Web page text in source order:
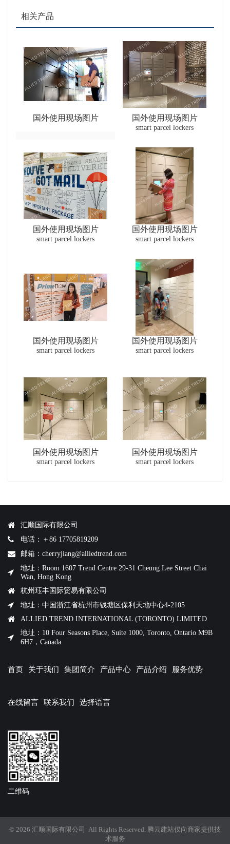
相关产品
国外使用现场图片 国外使用现场图片
smart parcel lockers
国外使用现场图片
smart parcel lockers
国外使用现场图片
smart parcel lockers
国外使用现场图片
smart parcel lockers
国外使用现场图片
smart parcel lockers
国外使用现场图片
smart parcel lockers
国外使用现场图片
smart parcel lockers
汇顺国际有限公司
电话：＋86 17705819209
邮箱：cherryjiang@alliedtrend.com
地址：Room 1607 Trend Centre 29-31 Cheung Lee Street Chai
Wan, Hong Kong
杭州珏丰国际贸易有限公司
地址：中国浙江省杭州市钱塘区保利天地中心4-2105
ALLIED TREND INTERNATIONAL (TORONTO) LIMITED
地址：10 Four Seasons Place, Suite 1000, Toronto, Ontario M9B
6H7，Canada
首页 关于我们 集团简介 产品中心 产品介绍 服务优势
在线留言 联系我们 选择语言
二维码
© 2026 汇顺国际有限公司 All Rights Reserved. 腾云建站仅向商家提供技
术服务